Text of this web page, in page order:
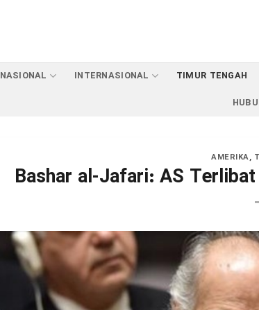
NASIONAL INTERNASIONAL TIMUR TENGAH
AMERIKA,
Bashar al-Jafari: AS